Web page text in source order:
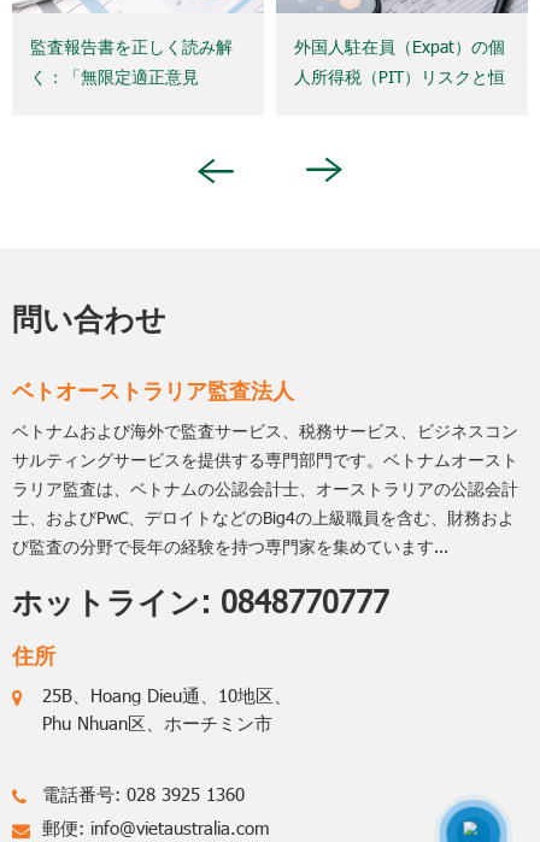
Previous
監査報告書を正しく読み解
く：「無限定適正意見
外国人駐在員（Expat）の個
人所得税（PIT）リスクと恒
― 企業が知っておくべき重
Next
問い合わせ
ベトオーストラリア監査法人
ベトナムおよび海外で監査サービス、税務サービス、ビジネスコン
サルティングサービスを提供する専門部門です。ベトナムオースト
ラリア監査は、ベトナムの公認会計士、オーストラリアの公認会計
士、およびPwC、デロイトなどのBig4の上級職員を含む、財務およ
び監査の分野で長年の経験を持つ専門家を集めています...
ホットライン: 0848770777
住所
25B、Hoang Dieu通、10地区、
Phu Nhuan区、ホーチミン市
電話番号: 028 3925 1360
郵便: info@vietaustralia.com